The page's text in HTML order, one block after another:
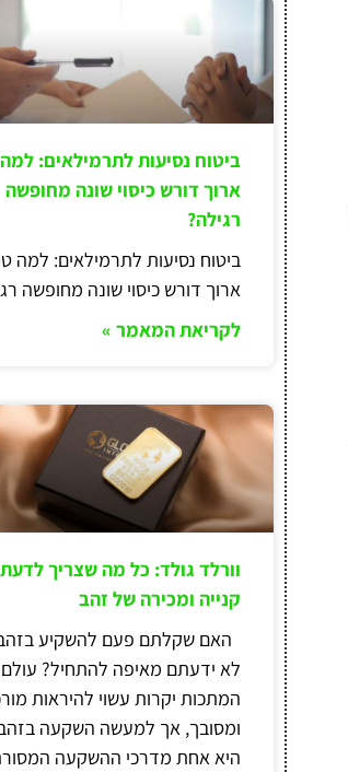
ביטוח נסיעות לתרמילאים: למה
ארוך דורש כיסוי שונה מחופשה
רגילה?
ביטוח נסיעות לתרמילאים: למה
ארוך דורש כיסוי שונה מחופשה
לקריאת המאמר »
וורלד גולד: כל מה שצריך
קנייה ומכירה של זהב
האם שקלתם פעם להשקיע
לא ידעתם מאיפה להתחיל? עולם
המתכות יקרות עשוי להיראות
ומסובך, אך למעשה השקעה בזהב
היא אחת מדרכי ההשקעה